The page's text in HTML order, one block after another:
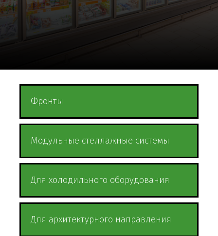
Фронты
Модульные стеллажные системы
Для холодильного оборудования
Для архитектурного направления